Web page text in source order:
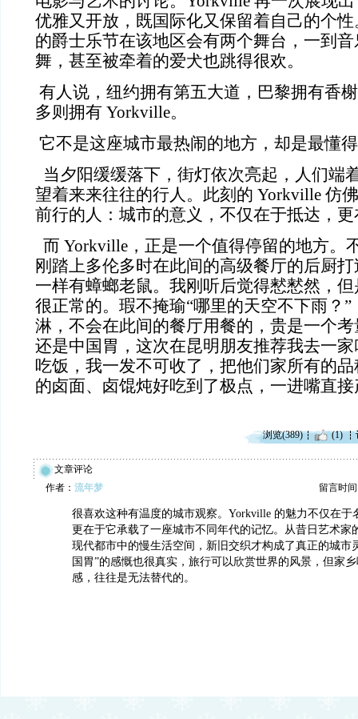
优雅又开放，既国际化又保留着自己的个
的爵士乐节在该地区会有两个舞台，一到
舞，甚至被牵着的爱犬也跳得很欢。
有人说，纽约拥有第五大道，巴黎拥有香
多则拥有 Yorkville。
它不是这座城市最热闹的地方，却是最懂
当夕阳缓缓落下，街灯依次亮起，人们端
望着来来往往的行人。此刻的 Yorkville 仿
前行的人：城市的意义，不仅在于抵达，
而 Yorkville，正是一个值得停留的地方。
刚踏上多伦多时在此间的高级餐厅的后厨
一样有蟑螂老鼠。我刚听后觉得慭慭然，
很正常的。瑕不掩瑜“哪里的天空不下雨？
淋，不会在此间的餐厅用餐的，贵是一个
还是中国胃，这次在昆明朋友推荐我去一家
吃饭，我一发不可收了，把他们家所有的
的卤面、卤馄炖好吃到了极点，一进嘴直
浏览(389) (1)
文章评论
作者： 流年梦 留言时间
很喜欢这种有温度的城市观察。Yorkville 的魅力不仅在于
更在于它承载了一座城市不同年代的记忆。从昔日艺术家
现代都市中的慢生活空间，新旧交织才构成了真正的城市
国胃”的感慨也很真实，旅行可以欣赏世界的风景，但家
感，往往是无法替代的。